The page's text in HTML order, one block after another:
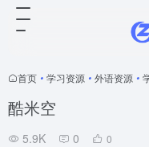
首页 • 学习资源 • 外语资源 •
酷米空
5.9K 0 0